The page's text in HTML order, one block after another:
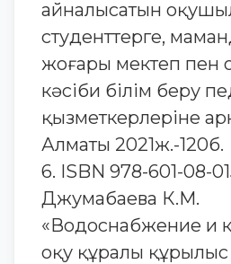
айналысатын
студенттерге,
жоғары мектеп пен
кәсіби білім беру
қызметкерлеріне
Алматы 2021ж.-120б.
6. ISBN 978-601-08-
Джумабаева К.М.
«Водоснабжение и
оқу құралы